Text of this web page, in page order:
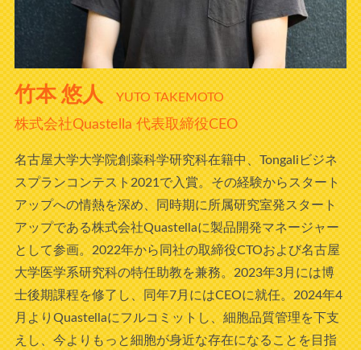
竹本 悠人 YUTO TAKEMOTO
株式会社Quastella 代表取締役CEO
名古屋大学大学院創薬科学研究科在籍中、Tongaliビジネ
スプランコンテスト2021で入賞。その経験からスタート
アップへの情熱を深め、同時期に所属研究室発スタート
アップである株式会社Quastellaに製品開発マネージャー
として参画。2022年から同社の取締役CTOおよび名古屋
大学医学系研究科の特任助教を兼務。2023年3月には博
士後期課程を修了し、同年7月にはCEOに就任。2024年4
月よりQuastellaにフルコミットし、細胞品質管理を下支
えし、今よりもっと細胞が身近な存在になることを目指